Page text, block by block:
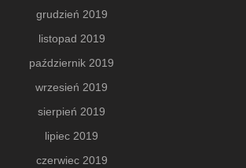
grudzień 2019
listopad 2019
październik 2019
wrzesień 2019
sierpień 2019
lipiec 2019
czerwiec 2019